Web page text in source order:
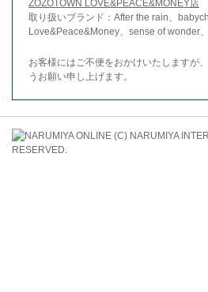
ZOZOTOWN LOVE&PEACE&MONEY店
取り扱いブランド：After the rain、
Love&Peace&Money、sense of wonder
お客様にはご不便をおかけいたしますが
うお願い申し上げます。